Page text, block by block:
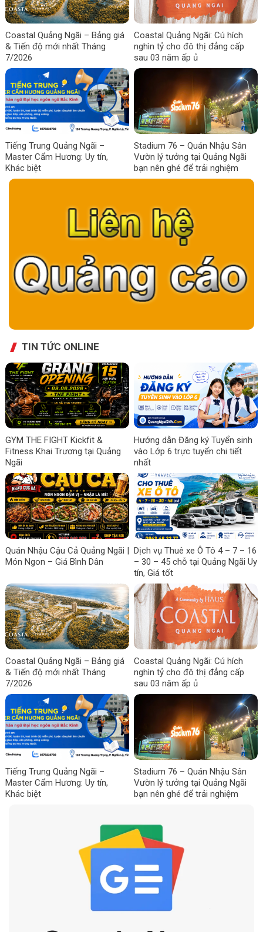
Coastal Quảng Ngãi – Bảng giá
& Tiến độ mới nhất Tháng
7/2026
Coastal Quảng Ngãi: Cú hích
nghìn tỷ cho đô thị đẳng cấp
sau 03 năm ấp ủ
Tiếng Trung Quảng Ngãi –
Master Cẩm Hương: Uy tín,
Khác biệt
Stadium 76 – Quán Nhậu Sân
Vườn lý tưởng tại Quảng Ngãi
bạn nên ghé để trải nghiệm
TIN TỨC ONLINE
GYM THE FIGHT Kickfit &
Fitness Khai Trương tại Quảng
Ngãi
Hướng dẫn Đăng ký Tuyển sinh
vào Lớp 6 trực tuyến chi tiết
nhất
Quán Nhậu Cậu Cả Quảng Ngãi |
Món Ngon – Giá Bình Dân
Dịch vụ Thuê xe Ô Tô 4 – 7 – 16
– 30 – 45 chỗ tại Quảng Ngãi Uy
tín, Giá tốt
Coastal Quảng Ngãi – Bảng giá
& Tiến độ mới nhất Tháng
7/2026
Coastal Quảng Ngãi: Cú hích
nghìn tỷ cho đô thị đẳng cấp
sau 03 năm ấp ủ
Tiếng Trung Quảng Ngãi –
Master Cẩm Hương: Uy tín,
Khác biệt
Stadium 76 – Quán Nhậu Sân
Vườn lý tưởng tại Quảng Ngãi
bạn nên ghé để trải nghiệm